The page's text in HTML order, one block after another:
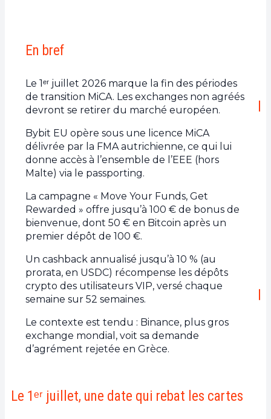
En bref
Le 1ᵉʳ juillet 2026 marque la fin des périodes
de transition MiCA. Les exchanges non agréés
devront se retirer du marché européen.
Bybit EU opère sous une licence MiCA
délivrée par la FMA autrichienne, ce qui lui
donne accès à l’ensemble de l’EEE (hors
Malte) via le passporting.
La campagne « Move Your Funds, Get
Rewarded » offre jusqu’à 100 € de bonus de
bienvenue, dont 50 € en Bitcoin après un
premier dépôt de 100 €.
Un cashback annualisé jusqu’à 10 % (au
prorata, en USDC) récompense les dépôts
crypto des utilisateurs VIP, versé chaque
semaine sur 52 semaines.
Le contexte est tendu : Binance, plus gros
exchange mondial, voit sa demande
d’agrément rejetée en Grèce.
Le 1ᵉʳ juillet, une date qui rebat les cartes